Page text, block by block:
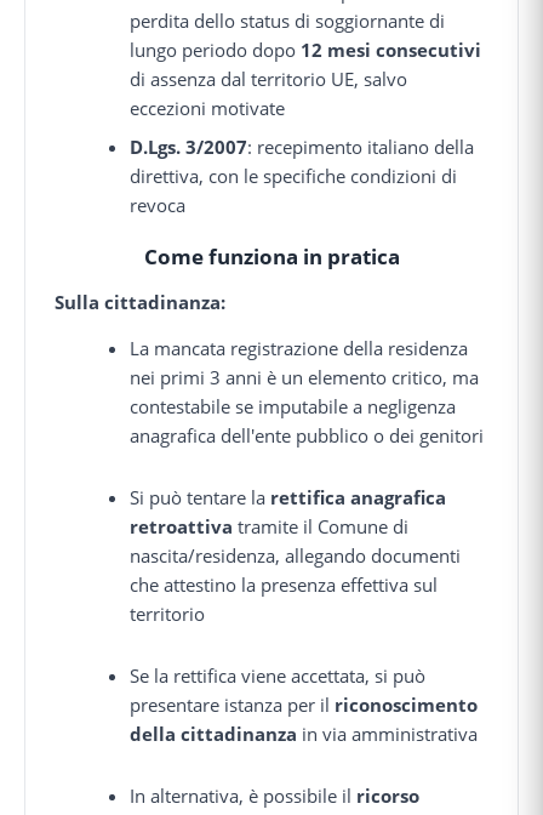
perdita dello status di soggiornante di
lungo periodo dopo 12 mesi consecutivi
di assenza dal territorio UE, salvo
eccezioni motivate
D.Lgs. 3/2007: recepimento italiano della
direttiva, con le specifiche condizioni di
revoca
Come funziona in pratica
Sulla cittadinanza:
La mancata registrazione della residenza
nei primi 3 anni è un elemento critico, ma
contestabile se imputabile a negligenza
anagrafica dell'ente pubblico o dei genitori
Si può tentare la rettifica anagrafica
retroattiva tramite il Comune di
nascita/residenza, allegando documenti
che attestino la presenza effettiva sul
territorio
Se la rettifica viene accettata, si può
presentare istanza per il riconoscimento
della cittadinanza in via amministrativa
In alternativa, è possibile il ricorso